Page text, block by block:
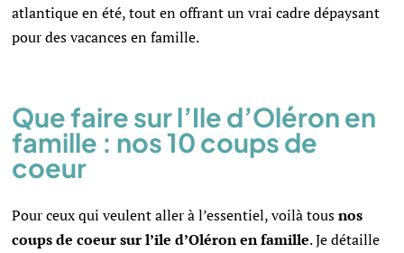
atlantique en été, tout en offrant un vrai cadre dépaysant
pour des vacances en famille.
Que faire sur l’Ile d’Oléron en
famille : nos 10 coups de
coeur
Pour ceux qui veulent aller à l’essentiel, voilà tousnos
coups de coeur sur l’ile d’Oléron en famille. Je détaille